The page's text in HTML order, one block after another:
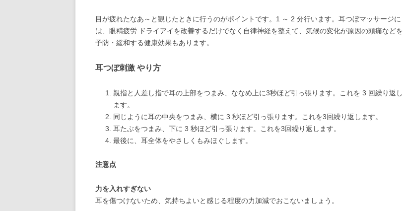
目が疲れたなあ～と観じたときに行うのがポイントです。1 ～ 2 分行います。耳つぼマッサージに
は、眼精疲労 ドライアイを改善するだけでなく自律神経を整えて、気候の変化が原因の頭痛などを
予防・緩和する健康効果もあります。
耳つぼ刺激 やり方
親指と人差し指で耳の上部をつまみ、ななめ上に3秒ほど引っ張ります。これを 3 回繰り返し
ます。
同じように耳の中央をつまみ、横に 3 秒ほど引っ張ります。これを3回繰り返します。
耳たぶをつまみ、下に 3 秒ほど引っ張ります。これを3回繰り返します。
最後に、耳全体をやさしくもみほぐします。
注意点
力を入れすぎない
耳を傷つけないため、気持ちよいと感じる程度の力加減でおこないましょう。